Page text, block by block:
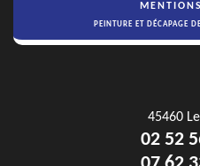
PEINTURE ET DÉCAPAGE
45460
02 52